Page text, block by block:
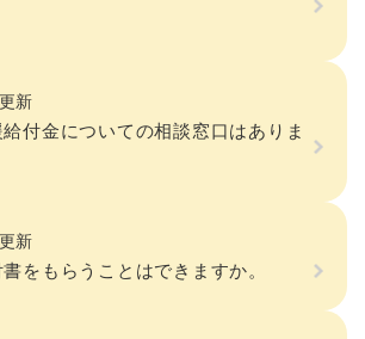
新
付金についての相談窓口はありま
新
をもらうことはできますか。